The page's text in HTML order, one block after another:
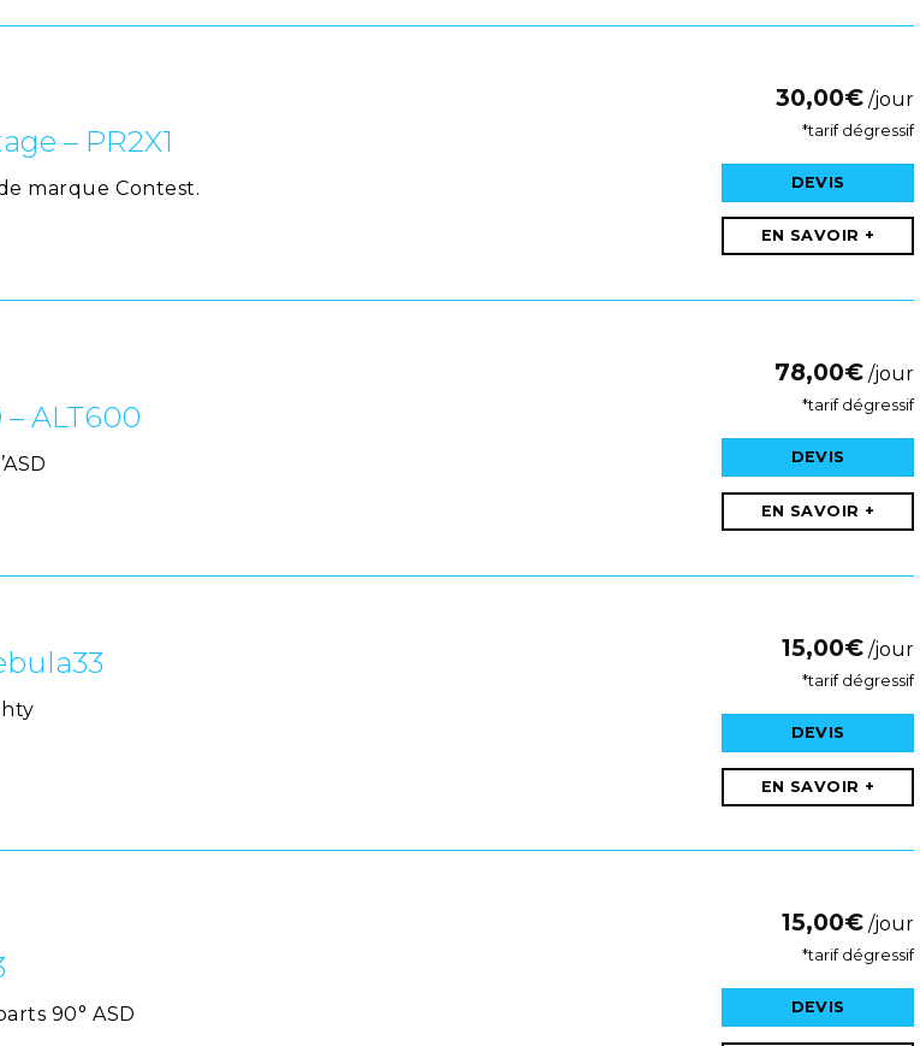
– PR2X1
marque Contest.
30,00€ /jour
*tarif dégressif
DEVIS
EN SAVOIR +
ALT600
78,00€ /jour
*tarif dégressif
DEVIS
EN SAVOIR +
15,00€ /jour
*tarif dégressif
DEVIS
EN SAVOIR +
90° ASD
15,00€ /jour
*tarif dégressif
DEVIS